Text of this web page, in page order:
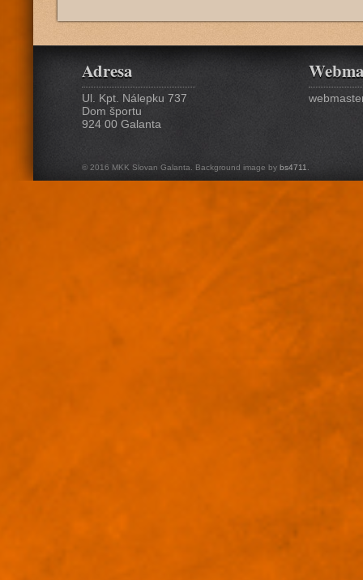
Adresa
Ul. Kpt. Nálepku 737
Dom športu
924 00 Galanta
© 2016 MKK Slovan Galanta. Background image by bs4711